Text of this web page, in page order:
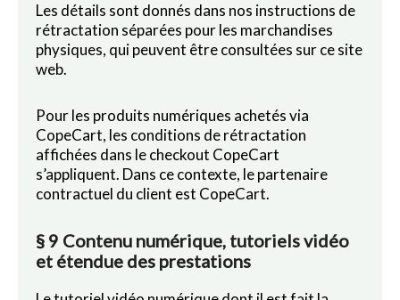
Les détails sont donnés dans nos instructions de
rétractation séparées pour les marchandises
physiques, qui peuvent être consultées sur ce site
web.
Pour les produits numériques achetés via
CopeCart, les conditions de rétractation
affichées dans le checkout CopeCart
s’appliquent. Dans ce contexte, le partenaire
contractuel du client est CopeCart.
§ 9 Contenu numérique, tutoriels vidéo
et étendue des prestations